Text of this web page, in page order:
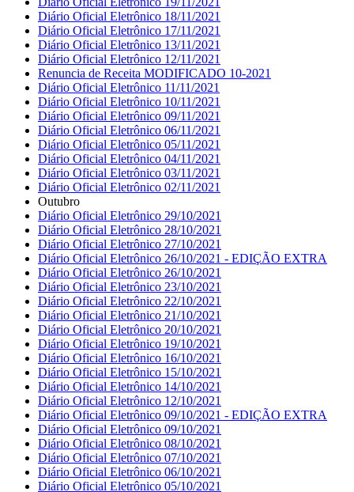
Diário Oficial Eletrônico 18/11/2021
Diário Oficial Eletrônico 17/11/2021
Diário Oficial Eletrônico 13/11/2021
Diário Oficial Eletrônico 12/11/2021
Renuncia de Receita MODIFICADO 10-2021
Diário Oficial Eletrônico 11/11/2021
Diário Oficial Eletrônico 10/11/2021
Diário Oficial Eletrônico 09/11/2021
Diário Oficial Eletrônico 06/11/2021
Diário Oficial Eletrônico 05/11/2021
Diário Oficial Eletrônico 04/11/2021
Diário Oficial Eletrônico 03/11/2021
Diário Oficial Eletrônico 02/11/2021
Outubro
Diário Oficial Eletrônico 29/10/2021
Diário Oficial Eletrônico 28/10/2021
Diário Oficial Eletrônico 27/10/2021
Diário Oficial Eletrônico 26/10/2021 - EDIÇÃO EXTRA
Diário Oficial Eletrônico 26/10/2021
Diário Oficial Eletrônico 23/10/2021
Diário Oficial Eletrônico 22/10/2021
Diário Oficial Eletrônico 21/10/2021
Diário Oficial Eletrônico 20/10/2021
Diário Oficial Eletrônico 19/10/2021
Diário Oficial Eletrônico 16/10/2021
Diário Oficial Eletrônico 15/10/2021
Diário Oficial Eletrônico 14/10/2021
Diário Oficial Eletrônico 12/10/2021
Diário Oficial Eletrônico 09/10/2021 - EDIÇÃO EXTRA
Diário Oficial Eletrônico 09/10/2021
Diário Oficial Eletrônico 08/10/2021
Diário Oficial Eletrônico 07/10/2021
Diário Oficial Eletrônico 06/10/2021
Diário Oficial Eletrônico 05/10/2021